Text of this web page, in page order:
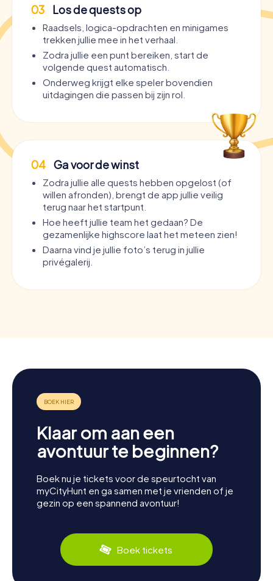
03 Los de quests op
Raadsels, logica-opdrachten en minigames
trekken jullie mee in het verhaal.
Zodra jullie een punt bereiken, start de
volgende quest automatisch.
Onderweg krijgt elke speler bovendien
uitdagingen die passen bij zijn rol.
04 Ga voor de winst
Zodra jullie alle quests hebben opgelost (of
willen afronden), brengt de app jullie veilig
terug naar het startpunt.
Hoe heeft jullie team het gedaan? De
gezamenlijke highscore laat het meteen zien!
Daarna vind je jullie foto’s terug in jullie
privégalerij.
Klaar om aan een
avontuur te beginnen?
Boek nu je tickets voor de speurtocht van
myCityHunt en ga samen met je vrienden of je
gezin op een spannend avontuur!
Boek tickets